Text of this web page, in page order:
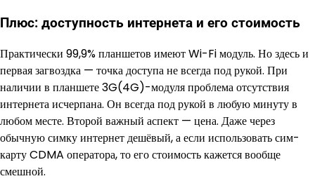
Плюс: доступность интернета и его стоимость
Практически 99,9% планшетов имеют Wi-Fi модуль. Но здесь и
первая загвоздка — точка доступа не всегда под рукой. При
наличии в планшете 3G(4G)-модуля проблема отсутствия
интернета исчерпана. Он всегда под рукой в любую минуту в
любом месте. Второй важный аспект — цена. Даже через
обычную симку интернет дешёвый, а если использовать сим-
карту CDMA оператора, то его стоимость кажется вообще
смешной.